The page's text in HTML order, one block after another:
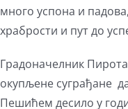
много успона и
храбрости и пут до
Градоначелник
окупљене суграђане
Пешићем десило у